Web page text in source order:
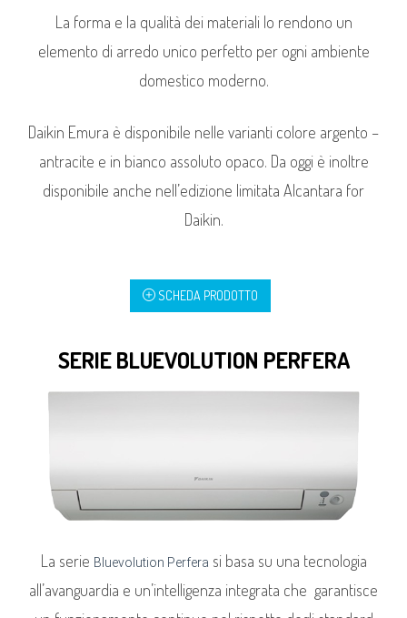
La forma e la qualità dei materiali lo rendono un
elemento di arredo unico perfetto per ogni ambiente
domestico moderno.
Daikin Emura è disponibile nelle varianti colore argento –
antracite e in bianco assoluto opaco. Da oggi è inoltre
disponibile anche nell’edizione limitata Alcantara for
Daikin.
SCHEDA PRODOTTO
SERIE BLUEVOLUTION PERFERA
La serie Bluevolution Perfera si basa su una tecnologia
all’avanguardia e un’intelligenza integrata che garantisce